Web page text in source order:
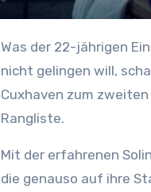
Was der 22-jährigen Einzelspezialistin in ihrer Lieblingsdisziplin einfach
nicht gelingen will,
Cuxhaven zum zweiten
Rangliste.
Mit der erfahrenen
die genauso auf ihre